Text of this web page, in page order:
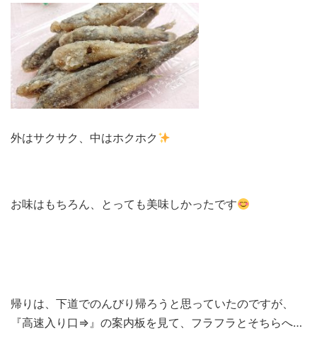
外はサクサク、中はホクホク
お味はもちろん、とっても美味しかったです
帰りは、下道でのんびり帰ろうと思っていたのですが、
『高速入り口⇒』の案内板を見て、フラフラとそちらへ…